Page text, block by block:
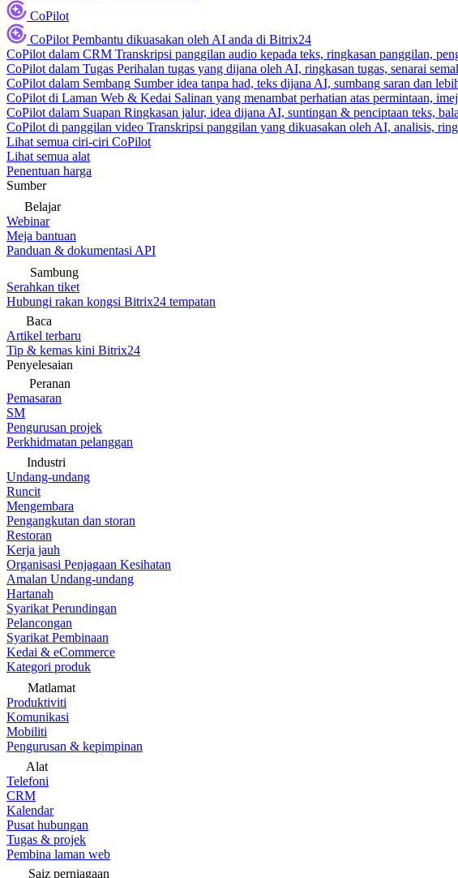
CoPilot
CoPilot Pembantu dikuasakan oleh AI anda di Bitrix24
CoPilot dalam CRM Transkripsi panggilan audio kepada teks, ringkasan panggilan,
CoPilot dalam Tugas Perihalan tugas yang dijana oleh AI, ringkasan tugas, senarai
CoPilot dalam Sembang Sumber idea tanpa had, teks dijana AI, sumbang saran dan
CoPilot di Laman Web & Kedai Salinan yang menambat perhatian atas permintaan,
CoPilot dalam Suapan Ringkasan jalur, idea dijana AI, suntingan & penciptaan teks,
CoPilot di panggilan video Transkripsi panggilan yang dikuasakan oleh AI, analisis,
Lihat semua ciri-ciri CoPilot
Lihat semua alat
Penentuan harga
Sumber
Belajar
Webinar
Meja bantuan
Panduan & dokumentasi API
Sambung
Serahkan tiket
Hubungi rakan kongsi Bitrix24 tempatan
Baca
Artikel terbaru
Tip & kemas kini Bitrix24
Penyelesaian
Peranan
Pemasaran
SM
Pengurusan projek
Perkhidmatan pelanggan
Industri
Undang-undang
Runcit
Mengembara
Pengangkutan dan storan
Restoran
Kerja jauh
Organisasi Penjagaan Kesihatan
Amalan Undang-undang
Hartanah
Syarikat Perundingan
Pelancongan
Syarikat Pembinaan
Kedai & eCommerce
Kategori produk
Matlamat
Produktiviti
Komunikasi
Mobiliti
Pengurusan & kepimpinan
Alat
Telefoni
CRM
Kalendar
Pusat hubungan
Tugas & projek
Pembina laman web
Saiz perniagaan